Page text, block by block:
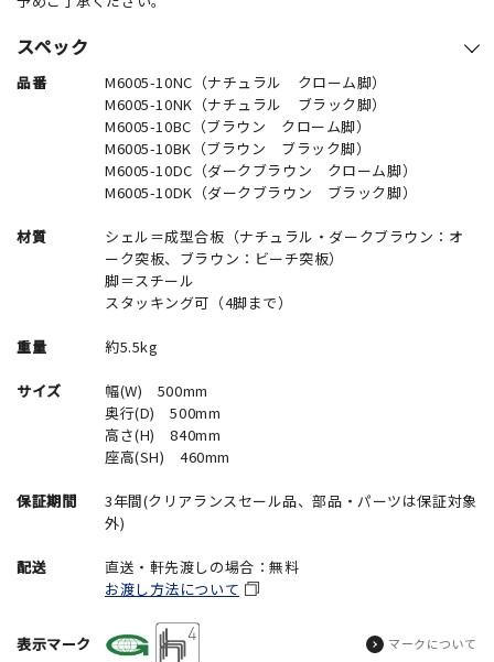
スペック
品番
M6005-10NC（ナチュラル クローム脚）
M6005-10NK（ナチュラル ブラック脚）
M6005-10BC（ブラウン クローム脚）
M6005-10BK（ブラウン ブラック脚）
M6005-10DC（ダークブラウン クローム脚）
M6005-10DK（ダークブラウン ブラック脚）
材質
シェル＝成型合板（ナチュラル・ダークブラウン：オ
ーク突板、ブラウン：ビーチ突板）
脚＝スチール
スタッキング可（4脚まで）
重量 約5.5kg
サイズ
幅(W) 500mm
奥行(D) 500mm
高さ(H) 840mm
座高(SH) 460mm
保証期間
3年間(クリアランスセール品、部品・パーツは保証対象
外)
配送
直送・軒先渡しの場合：無料
お渡し方法について
表示マーク マークについて